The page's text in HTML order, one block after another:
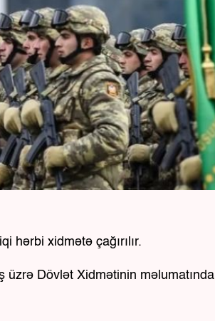
hərbi xidmətə çağırılır.
üzrə Dövlət Xidmətinin məlumatında